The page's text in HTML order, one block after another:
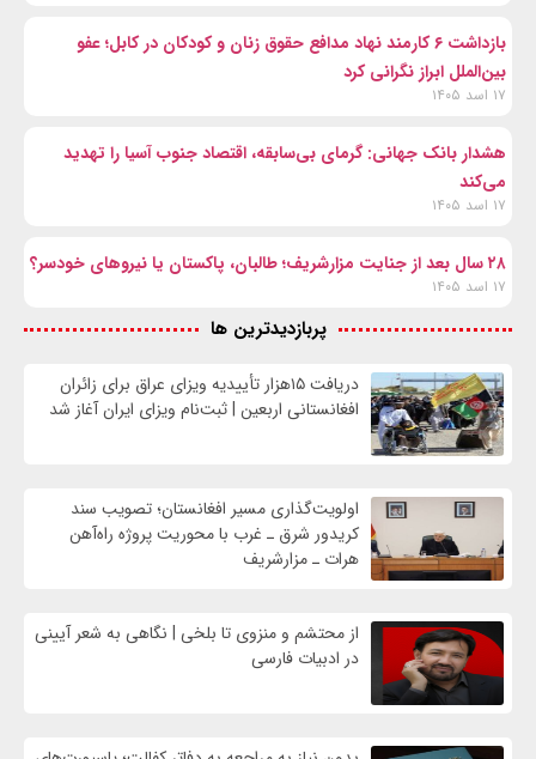
بازداشت ۶ کارمند نهاد مدافع حقوق زنان و کودکان در کابل؛ عفو
بین‌الملل ابراز نگرانی کرد
۱۷ اسد ۱۴۰۵
هشدار بانک جهانی: گرمای بی‌سابقه، اقتصاد جنوب آسیا را تهدید
می‌کند
۱۷ اسد ۱۴۰۵
۲۸ سال بعد از جنایت مزارشریف؛ طالبان، پاکستان یا نیروهای خودسر؟
۱۷ اسد ۱۴۰۵
پربازدیدترین ها
دریافت ۱۵هزار تأییدیه ویزای عراق برای زائران
افغانستانی اربعین | ثبت‌نام ویزای ایران آغاز شد
اولویت‌گذاری مسیر افغانستان؛ تصویب سند
کریدور شرق ـ غرب با محوریت پروژه راه‌آهن
هرات ـ مزارشریف
از محتشم و منزوی تا بلخی | نگاهی به شعر آیینی
در ادبیات فارسی